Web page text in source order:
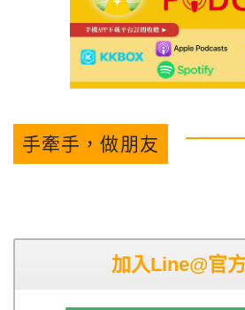
手牽手，做朋友
加入Line@官